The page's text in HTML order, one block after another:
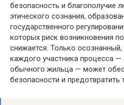
безопасность и благополучие
этического сознания,
государственного
которых риск возникновения
снижается. Только
каждого участника процесса
обычного жильца — может
безопасности и предотвратить